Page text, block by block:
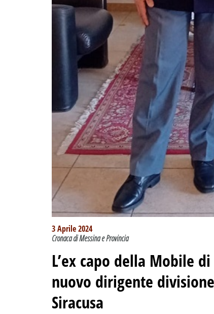
3 Aprile 2024
Cronaca di Messina e Provincia
L’ex capo della Mobile
nuovo dirigente
Siracusa